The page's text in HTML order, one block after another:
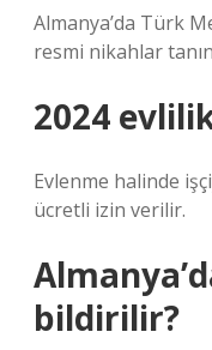
Almanya’da Türk
resmi nikahlar
2024
Evlenme halinde
ücretli izin verilir.
bildirilir?